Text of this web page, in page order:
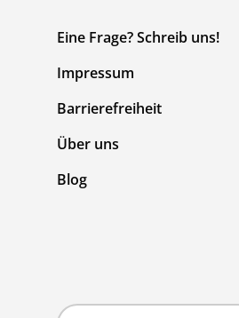
Eine Frage? Schreib uns!
Impressum
Barrierefreiheit
Über uns
Blog
Land/Region